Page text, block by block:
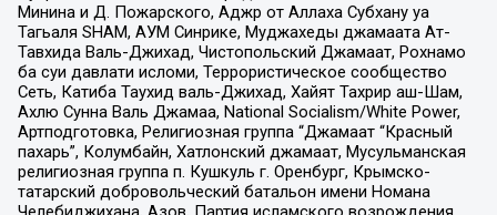
Минина и Д. Пожарского, Аджр от Аллаха Субхану уа
Тагьаля SHAM, АУМ Синрике, Муджахеды джамаата Ат-
Тавхида Валь-Джихад, Чистопольский Джамаат, Рохнамо
ба суи давлати исломи, Террористическое сообщество
Сеть, Катиба Таухид валь-Джихад, Хайят Тахрир аш-Шам,
Ахлю Сунна Валь Джамаа, National Socialism/White Power,
Артподготовка, Религиозная группа “Джамаат “Красный
пахарь”, Колумбайн, Хатлонский джамаат, Мусульманская
религиозная группа п. Кушкуль г. Оренбург, Крымско-
татарский добровольческий батальон имени Номана